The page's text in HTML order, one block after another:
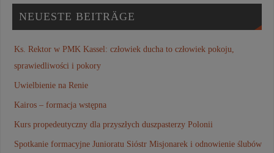
NEUESTE BEITRÄGE
Ks. Rektor w PMK Kassel: człowiek ducha to człowiek pokoju,
sprawiedliwości i pokory
Uwielbienie na Renie
Kairos – formacja wstępna
Kurs propedeutyczny dla przyszłych duszpasterzy Polonii
Spotkanie formacyjne Junioratu Sióstr Misjonarek i odnowienie ślubów